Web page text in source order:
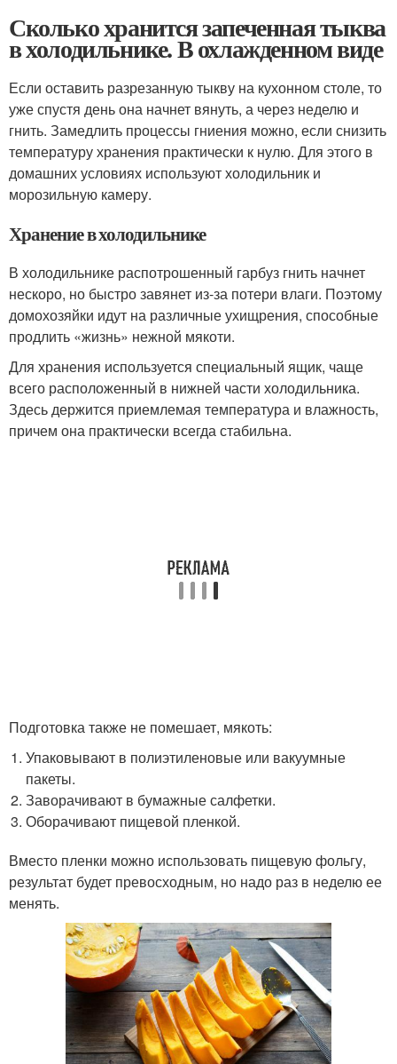
Сколько хранится запеченная тыква
в холодильнике. В охлажденном виде
Если оставить разрезанную тыкву на кухонном столе, то
уже спустя день она начнет вянуть, а через неделю и
гнить. Замедлить процессы гниения можно, если снизить
температуру хранения практически к нулю. Для этого в
домашних условиях используют холодильник и
морозильную камеру.
Хранение в холодильнике
В холодильнике распотрошенный гарбуз гнить начнет
нескоро, но быстро завянет из-за потери влаги. Поэтому
домохозяйки идут на различные ухищрения, способные
продлить «жизнь» нежной мякоти.
Для хранения используется специальный ящик, чаще
всего расположенный в нижней части холодильника.
Здесь держится приемлемая температура и влажность,
причем она практически всегда стабильна.
Подготовка также не помешает, мякоть:
Упаковывают в полиэтиленовые или вакуумные
пакеты.
Заворачивают в бумажные салфетки.
Оборачивают пищевой пленкой.
Вместо пленки можно использовать пищевую фольгу,
результат будет превосходным, но надо раз в неделю ее
менять.